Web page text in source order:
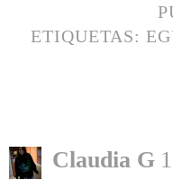
ETIQUETAS:
Claudia G